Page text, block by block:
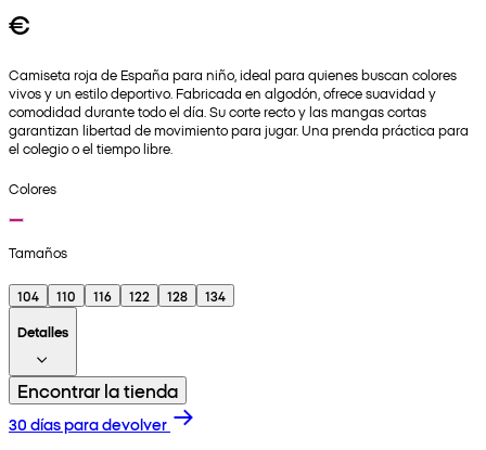
€
Camiseta roja de España para niño, ideal para quienes buscan colores
vivos y un estilo deportivo. Fabricada en algodón, ofrece suavidad y
comodidad durante todo el día. Su corte recto y las mangas cortas
garantizan libertad de movimiento para jugar. Una prenda práctica para
el colegio o el tiempo libre.
Colores
Tamaños
104 110 116 122 128
134
Detalles
Encontrar la tienda
30 días para devolver